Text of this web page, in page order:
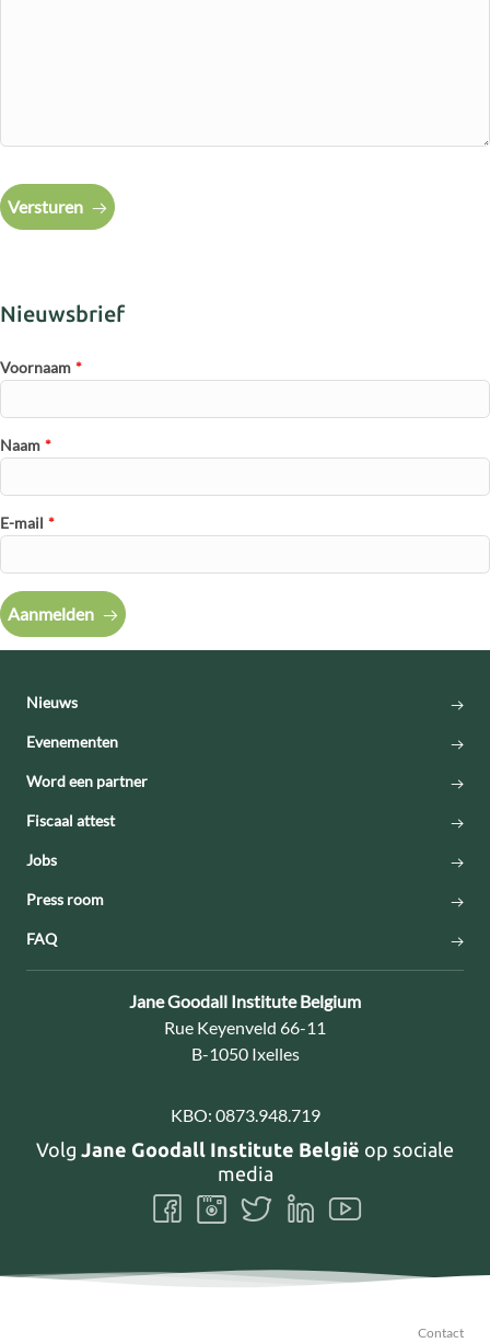
Versturen
Nieuwsbrief
Voornaam *
Naam *
E-mail *
Aanmelden
Nieuws
Evenementen
Word een partner
Fiscaal attest
Jobs
Press room
FAQ
Contact:
Jane Goodall Institute Belgium
Adres:
Rue Keyenveld 66-11
B-1050 Ixelles
KBO: 0873.948.719
Volg Jane Goodall Institute België op sociale
media
Volg
ons
Volg
ons
Volg
ons
Volg
ons
Volg
ons
Contact